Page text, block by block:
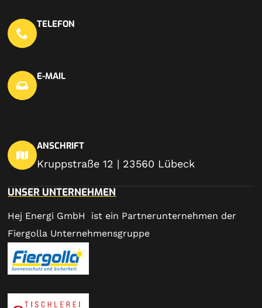
TELEFON
E-MAIL
ANSCHRIFT
Kruppstraße 12 | 23560 Lübeck
UNSER UNTERNEHMEN
Hej Energi GmbH ist ein Partnerunternehmen der
Fiergolla Unternehmensgruppe